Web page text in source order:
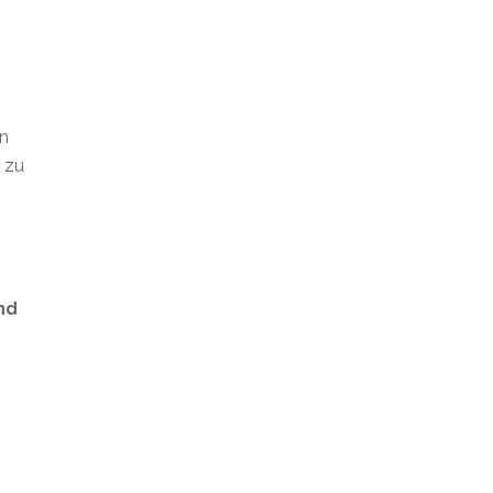
zu